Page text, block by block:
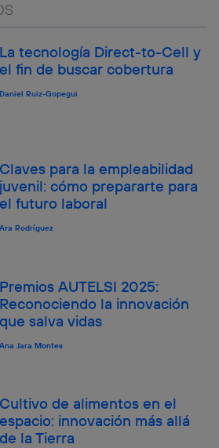
La tecnología Direct-to-Cell y
el fin de buscar cobertura
Daniel Ruiz-Gopegui
Claves para la empleabilidad
juvenil: cómo prepararte para
el futuro laboral
Ara Rodríguez
Premios AUTELSI 2025:
Reconociendo la innovación
que salva vidas
Ana Jara Montes
Cultivo de alimentos en el
espacio: innovación más allá
de la Tierra